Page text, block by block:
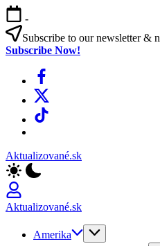
Skip
to
content
-
Subscribe to our newsletter &
Subscribe Now!
Facebook
X
TikTok
Aktualizované.sk
Aktualizované.sk
Amerika